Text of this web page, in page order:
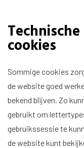
cookies
Sommige cookies
de website goed
bekend blijven. Zo
gebruikt om
gebruikssessie te
de website kunt